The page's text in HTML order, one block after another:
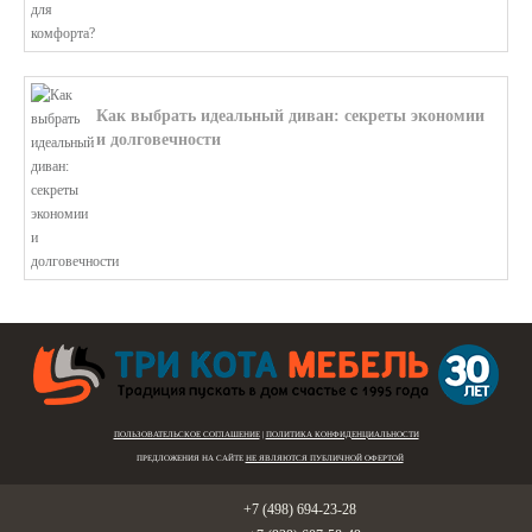
Как выбрать идеальный диван: секреты экономии
и долговечности
ПОЛЬЗОВАТЕЛЬСКОЕ СОГЛАШЕНИЕ| ПОЛИТИКА КОНФИДЕНЦИАЛЬНОСТИ
ПРЕДЛОЖЕНИЯ НА САЙТЕ НЕ ЯВЛЯЮТСЯ ПУБЛИЧНОЙ ОФЕРТОЙ
+7 (498) 694-23-28